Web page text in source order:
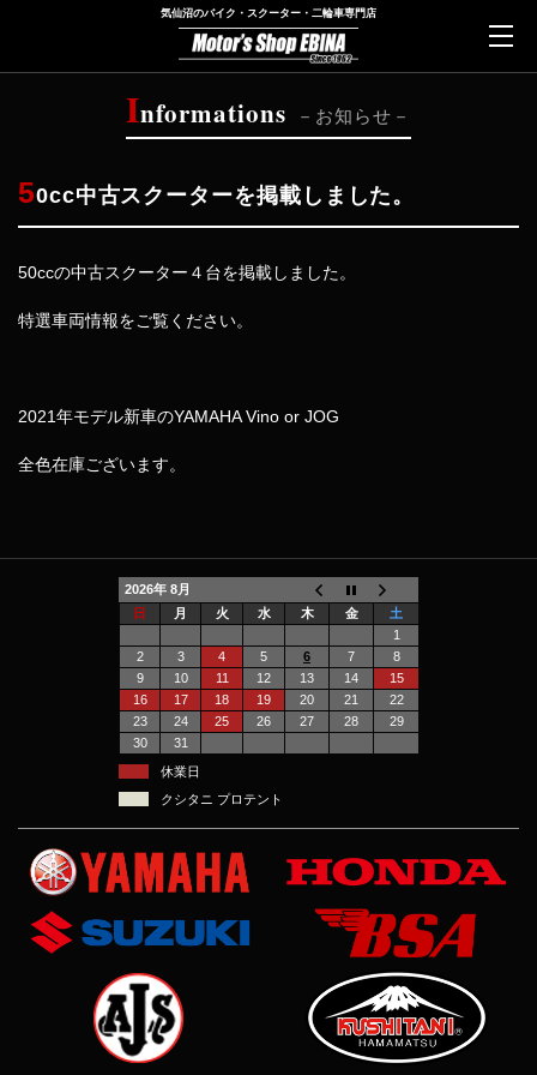
気仙沼のバイク・スクーター・二輪車専門店
Informations お知らせ
50cc中古スクーターを掲載しました。
50ccの中古スクーター４台を掲載しました。
特選車両情報をご覧ください。
2021年モデル新車のYAMAHA Vino or JOG
全色在庫ございます。
2026年 8月
日
月 火 水 木 金
土
1
2
3 4 5 6 7
8
9
10 11 12 13 14
15
16
17 18 19 20 21
22
23
24 25 26 27 28
29
30
31
休業日
クシタニ プロテント